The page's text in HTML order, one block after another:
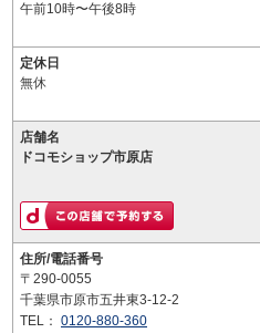
午前10時〜午後8時
定休日
無休
店舗名
ドコモショップ市原店
住所/電話番号
〒290-0055
千葉県市原市五井東3-12-2
TEL： 0120-880-360